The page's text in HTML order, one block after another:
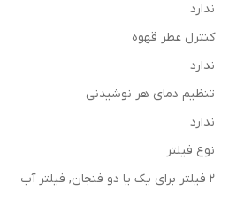
ندارد
کنترل عطر قهوه
ندارد
تنظیم دمای هر نوشیدنی
ندارد
نوع فیلتر
2 فیلتر برای یک یا دو فنجان, فیلتر آب